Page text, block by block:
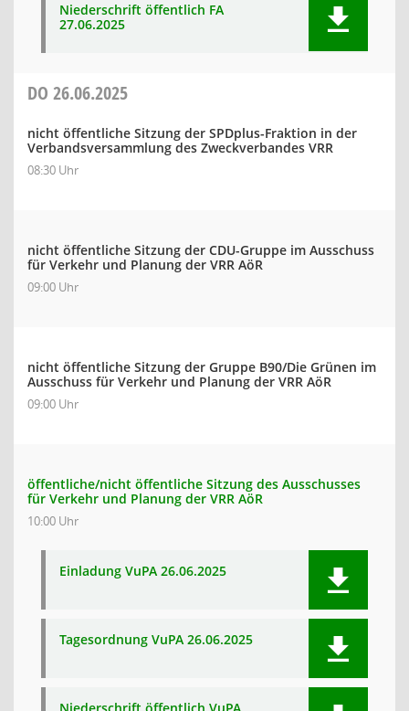
Niederschrift öffentlich FA
27.06.2025
DO 26.06.2025
nicht öffentliche Sitzung der SPDplus-Fraktion in der
Verbandsversammlung des Zweckverbandes VRR
08:30 Uhr
nicht öffentliche Sitzung der CDU-Gruppe im Ausschuss
für Verkehr und Planung der VRR AöR
09:00 Uhr
nicht öffentliche Sitzung der Gruppe B90/Die Grünen im
Ausschuss für Verkehr und Planung der VRR AöR
09:00 Uhr
öffentliche/nicht öffentliche Sitzung des Ausschusses
für Verkehr und Planung der VRR AöR
10:00 Uhr
Einladung VuPA 26.06.2025
Tagesordnung VuPA 26.06.2025